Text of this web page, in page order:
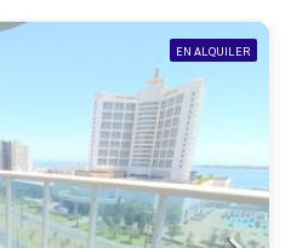
EN ALQUILER